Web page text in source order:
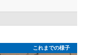
これまでの様子